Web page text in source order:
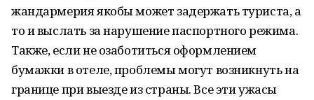
жандармерия якобы может задержать туриста, а
то и выслать за нарушение паспортного режима.
Также, если не озаботиться оформлением
бумажки в отеле, проблемы могут возникнуть на
границе при выезде из страны. Все эти ужасы